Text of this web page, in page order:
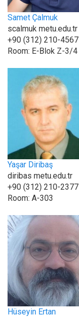
Samet Çalmuk
scalmuk metu.edu.tr
+90 (312) 210-4567
Room: E-Blok Z-3/4
Yaşar Diribaş
diribas metu.edu.tr
+90 (312) 210-2377
Room: A-303
Hüseyin Ertan